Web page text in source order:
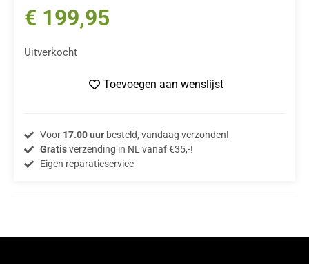
€ 199,95
Uitverkocht
Toevoegen aan wenslijst
Voor 17.00 uurbesteld, vandaag verzonden!
Gratisverzending in NL vanaf €35,-!
Eigen reparatieservice